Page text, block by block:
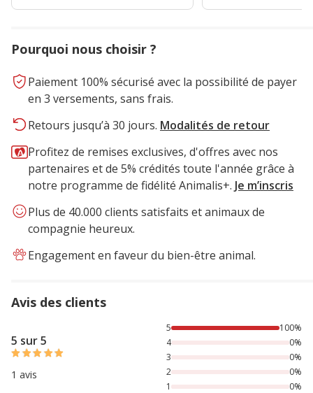
Pourquoi nous choisir ?
Paiement 100% sécurisé avec la possibilité de payer
en 3 versements, sans frais.
Retours jusqu’à 30 jours. Modalités de retour
Profitez de remises exclusives, d'offres avec nos
partenaires et de 5% crédités toute l'année grâce à
notre programme de fidélité Animalis+. Je m’inscris
Plus de 40.000 clients satisfaits et animaux de
compagnie heureux.
Engagement en faveur du bien-être animal.
Avis des clients
5 sur 5
1 avis
100% des personnes lont noté avec {1} étoiles,
5
100%
4
0%
3
0%
2
0%
1
0%